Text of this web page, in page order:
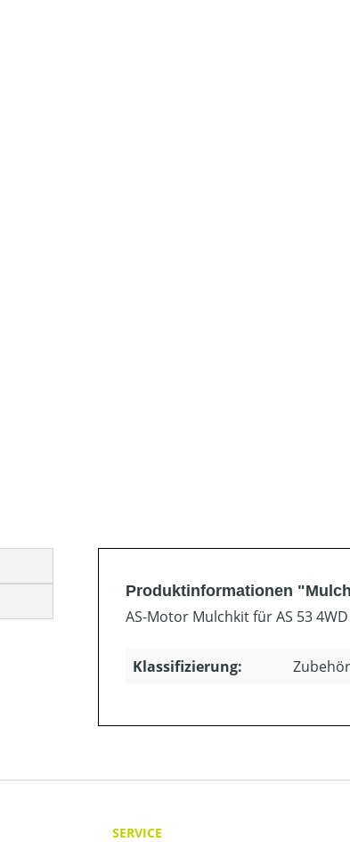
Produktinformationen
AS-Motor Mulchkit für AS 53
Klassifizierung:
SERVICE